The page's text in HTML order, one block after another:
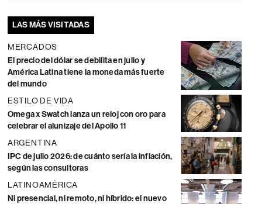
LAS MÁS VISITADAS
MERCADOS
El precio del dólar se debilita en julio y
América Latina tiene la moneda más fuerte
del mundo
ESTILO DE VIDA
Omega x Swatch lanza un reloj con oro para
celebrar el alunizaje del Apollo 11
ARGENTINA
IPC de julio 2026: de cuánto sería la inflación,
según las consultoras
LATINOAMÉRICA
Ni presencial, ni remoto, ni híbrido: el nuevo